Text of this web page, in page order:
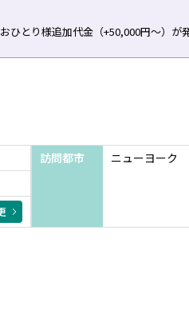
とり様追加代金（+50,000円～）が発
訪問都市 ニューヨーク